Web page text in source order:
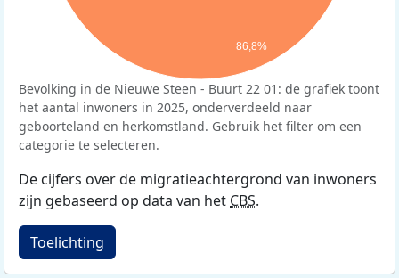
86,8%
Bevolking in de Nieuwe Steen - Buurt 22 01: de grafiek toont
het aantal inwoners in 2025, onderverdeeld naar
geboorteland en herkomstland. Gebruik het filter om een
categorie te selecteren.
De cijfers over de migratieachtergrond van inwoners
zijn gebaseerd op data van het CBS.
Toelichting